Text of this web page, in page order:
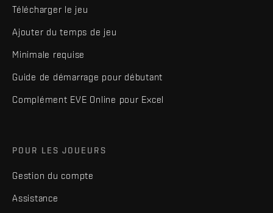
Télécharger le jeu
Ajouter du temps de jeu
Minimale requise
Guide de démarrage pour débutant
Complément EVE Online pour Excel
POUR LES JOUEURS
Gestion du compte
Assistance